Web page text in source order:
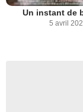
Un instant de
5 avril